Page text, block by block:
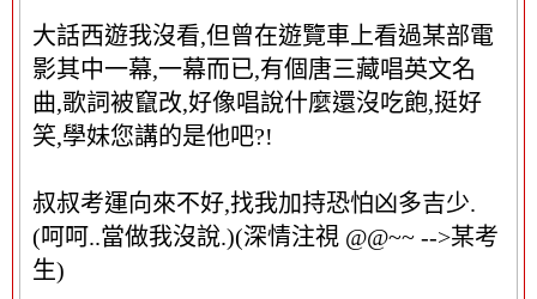
大話西遊我沒看,但曾在遊覽車上看過某部電
影其中一幕,一幕而已,有個唐三藏唱英文名
曲,歌詞被竄改,好像唱說什麼還沒吃飽,挺好
笑,學妹您講的是他吧?!
叔叔考運向來不好,找我加持恐怕凶多吉少.
(呵呵..當做我沒說.)(深情注視 @@~~ -->某考
生)